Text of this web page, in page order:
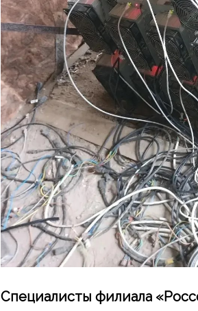
Специалисты филиала